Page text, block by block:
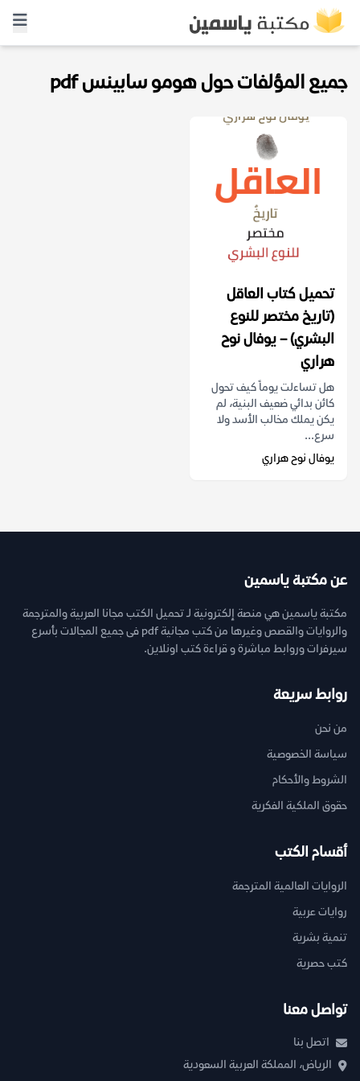
جميع المؤلفات حول هومو سابينس pdf
تحميل كتاب العاقل
(تاريخ مختصر للنوع
البشري) – يوفال نوح
هراري
هل تساءلت يوماً كيف تحول
كائن بدائي ضعيف البنية، لم
يكن يملك مخالب الأسد ولا
سرع...
يوفال نوح هراري
عن مكتبة ياسمين
مكتبة ياسمين هي منصة إلكترونية لـ تحميل الكتب مجانا العربية والمترجمة
والروايات والقصص وغيرها من كتب مجانية pdf فى جميع المجالات بأسرع
سيرفرات وروابط مباشرة و قراءة كتب اونلاين.
روابط سريعة
من نحن
سياسة الخصوصية
الشروط والأحكام
حقوق الملكية الفكرية
أقسام الكتب
الروايات العالمية المترجمة
روايات عربية
تنمية بشرية
كتب حصرية
تواصل معنا
اتصل بنا
الرياض، المملكة العربية السعودية